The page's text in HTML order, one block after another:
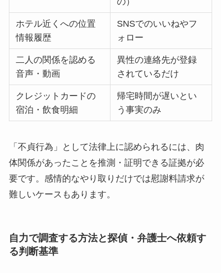
ホテル近くへの位置
情報履歴
SNSでのいいねやフ
ォロー
二人の関係を認める
音声・動画
異性の連絡先が登録
されているだけ
クレジットカードの
宿泊・飲食明細
帰宅時間が遅いとい
う事実のみ
「不貞行為」として法律上に認められるには、肉
体関係があったことを推測・証明できる証拠が必
要です。感情的なやり取りだけでは慰謝料請求が
難しいケースもあります。
自力で調査する方法と探偵・弁護士へ依頼す
る判断基準